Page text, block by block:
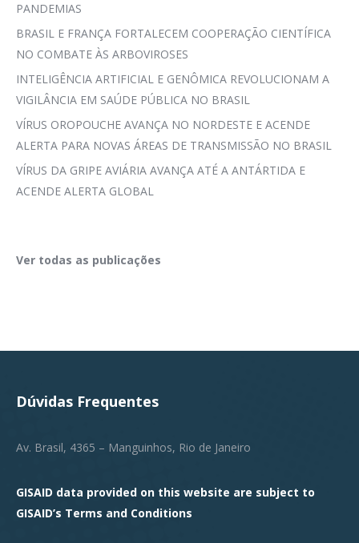
PANDEMIAS
BRASIL E FRANÇA FORTALECEM COOPERAÇÃO CIENTÍFICA
NO COMBATE ÀS ARBOVIROSES
INTELIGÊNCIA ARTIFICIAL E GENÔMICA REVOLUCIONAM A
VIGILÂNCIA EM SAÚDE PÚBLICA NO BRASIL
VÍRUS OROPOUCHE AVANÇA NO NORDESTE E ACENDE
ALERTA PARA NOVAS ÁREAS DE TRANSMISSÃO NO BRASIL
VÍRUS DA GRIPE AVIÁRIA AVANÇA ATÉ A ANTÁRTIDA E
ACENDE ALERTA GLOBAL
Ver todas as publicações
Dúvidas Frequentes
Av. Brasil, 4365 – Manguinhos, Rio de Janeiro
GISAID data provided on this website are subject to
GISAID’s Terms and Conditions